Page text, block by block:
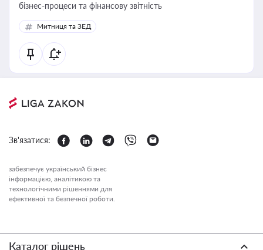
бізнес-процеси та фінансову звітність
Митниця та ЗЕД
Зв'язатися:
забезпечує український бізнес
інформацією, аналітикою та
технологічними рішеннями для
ефективної та безпечної роботи.
Каталог рішень